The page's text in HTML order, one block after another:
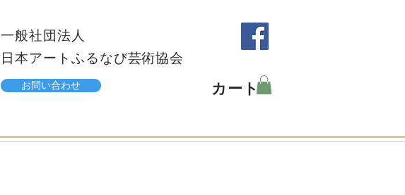
一般社団法人
日本アートふるなび芸術協会
お問い合わせ カート